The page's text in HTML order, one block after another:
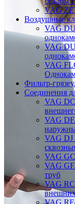
VAG
Воздушные
VAG
VAG
VAG
Фильтр-
Соединения
VAG
VAG
VAG DJ
VAG
VAG
труб
VAG RC
VAG